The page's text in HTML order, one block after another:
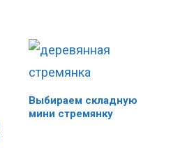
Выбираем складную
мини стремянку